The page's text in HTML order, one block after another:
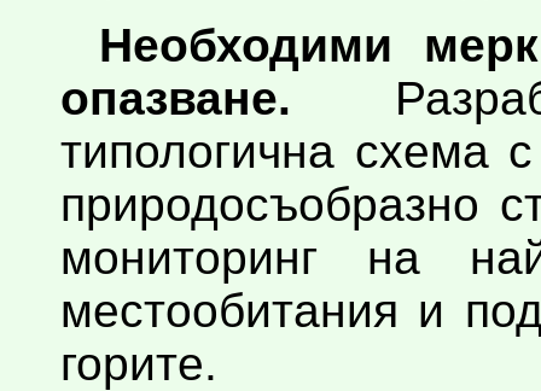
Необходими
опазване.
типологична схема
природосъобразно
мониторинг на
местообитания и
горите.